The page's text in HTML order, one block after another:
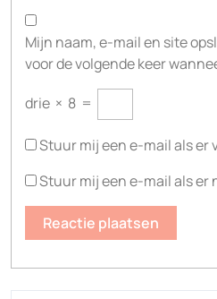
Mijn naam, e-mail en site
voor de volgende keer
drie × 8 =
Stuur mij een e-mail als er
Stuur mij een e-mail als er